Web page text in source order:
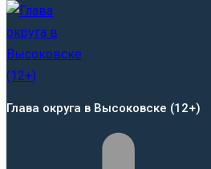
Глава округа в Высоковске (12+)